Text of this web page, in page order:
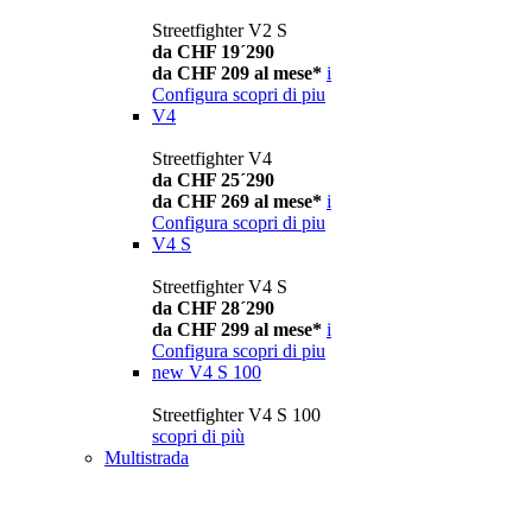
Streetfighter V2 S
da CHF 19´290
da CHF 209 al mese* i
Configura scopri di piu
V4
Streetfighter V4
da CHF 25´290
da CHF 269 al mese* i
Configura scopri di piu
V4 S
Streetfighter V4 S
da CHF 28´290
da CHF 299 al mese* i
Configura scopri di piu
new V4 S 100
Streetfighter V4 S 100
scopri di più
Multistrada